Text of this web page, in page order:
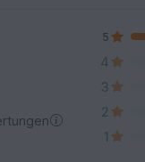
5
4
3
2
1